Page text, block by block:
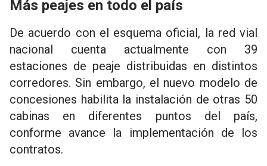
Más peajes en todo el país
De acuerdo con el esquema oficial, la red vial
nacional cuenta actualmente con 39
estaciones de peaje distribuidas en distintos
corredores. Sin embargo, el nuevo modelo de
concesiones habilita la instalación de otras 50
cabinas en diferentes puntos del país,
conforme avance la implementación de los
contratos.